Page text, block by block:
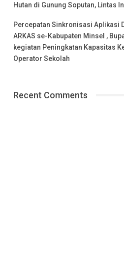
Hutan di Gunung Soputan, Lintas
Percepatan Sinkronisasi Aplikasi
ARKAS se-Kabupaten Minsel ,
kegiatan Peningkatan Kapasitas
Operator Sekolah
Recent Comments